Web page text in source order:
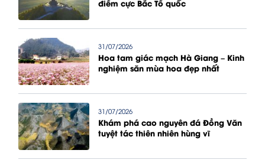
điểm cực Bắc Tổ quốc
31/07/2026
Hoa tam giác mạch Hà Giang – Kinh
nghiệm săn mùa hoa đẹp nhất
31/07/2026
Khám phá cao nguyên đá Đồng Văn
tuyệt tác thiên nhiên hùng vĩ